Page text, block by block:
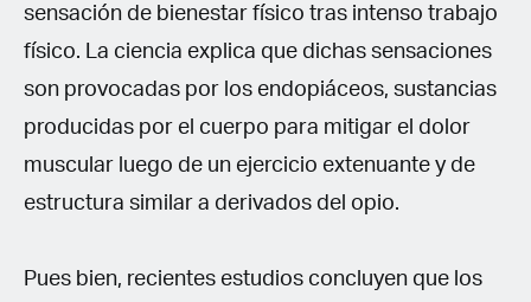
sensación de bienestar físico tras intenso trabajo
físico. La ciencia explica que dichas sensaciones
son provocadas por los endopiáceos, sustancias
producidas por el cuerpo para mitigar el dolor
muscular luego de un ejercicio extenuante y de
estructura similar a derivados del opio.
Pues bien, recientes estudios concluyen que los